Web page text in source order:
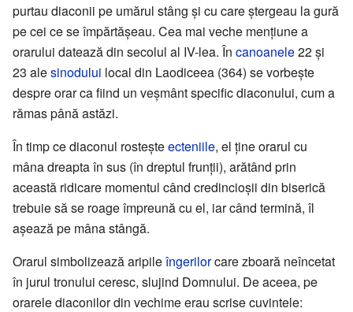
purtau diaconii pe umărul stâng şi cu care ştergeau la gură
pe cei ce se împărtăşeau. Cea mai veche menţiune a
orarului datează din secolul al IV-lea. În canoanele22 şi
23 alesinodului local din Laodiceea (364) se vorbeşte
despre orar ca fiind un veşmânt specific diaconului, cum a
rămas până astăzi.
În timp ce diaconul rosteşteecteniile, el ţine orarul cu
mâna dreapta în sus (în dreptul frunţii), arătând prin
această ridicare momentul când credincioşii din biserică
trebuie să se roage împreună cu el, iar când termină, îl
aşează pe mâna stângă.
Orarul simbolizează aripileîngerilorcare zboară neîncetat
în jurul tronului ceresc, slujind Domnului. De aceea, pe
orarele diaconilor din vechime erau scrise cuvintele: